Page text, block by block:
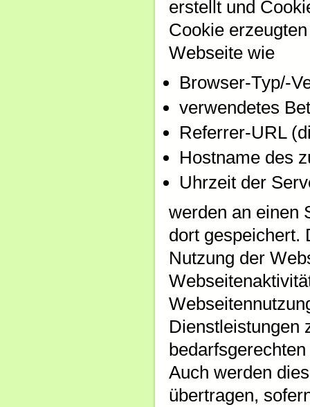
erstellt und
Cookie
Webseite wie
Browser-Typ/-
verwendetes
Referrer-URL
Hostname des
Uhrzeit der
werden an einen
dort gespeichert.
Nutzung der
Dienstleistungen
Auch werden
übertragen,